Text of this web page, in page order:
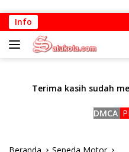
Langsung
ke
konten
Info
Terima kasih sudah
DMCA